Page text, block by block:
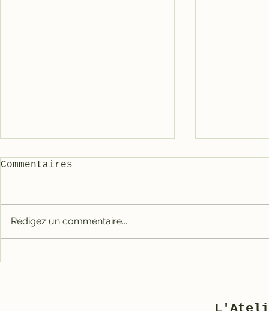
Commentaires
Rédigez un commentaire...